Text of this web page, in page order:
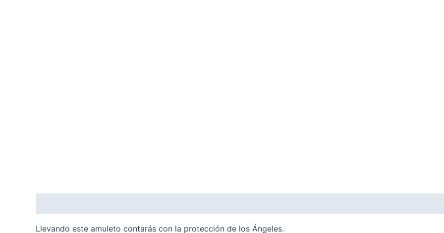
Llevando este amuleto contarás con la protección de los Ángeles.